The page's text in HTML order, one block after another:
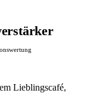
Lieblingscafé,